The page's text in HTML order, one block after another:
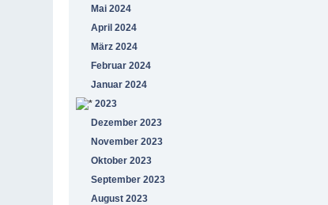
Mai 2024
April 2024
März 2024
Februar 2024
Januar 2024
2023
Dezember 2023
November 2023
Oktober 2023
September 2023
August 2023